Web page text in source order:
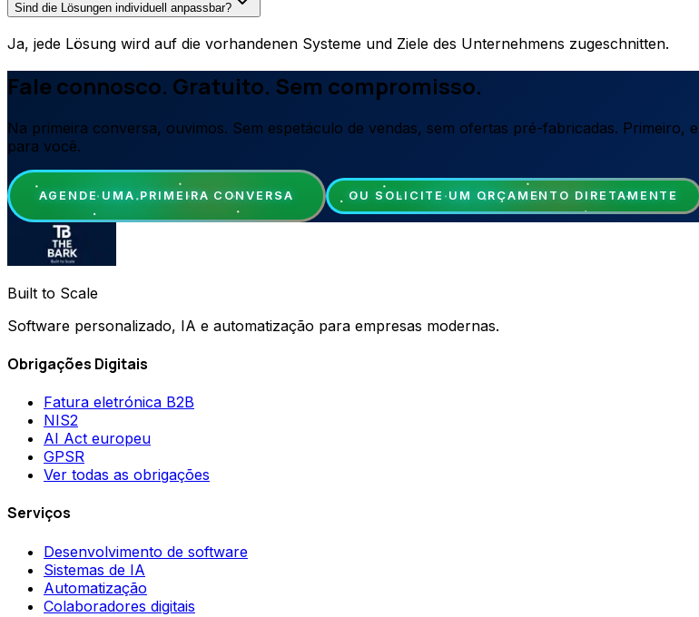
Sind die Lösungen individuell anpassbar?
Ja, jede Lösung wird auf die vorhandenen Systeme und Ziele des Unternehmens zugeschnitten.
Fale connosco. Gratuito. Sem compromisso.
Na primeira conversa, ouvimos. Sem espetáculo de vendas, sem ofertas pré-fabricadas.
para você.
AGENDE UMA PRIMEIRA CONVERSA OU SOLICITE UM ORÇAMENTO DIRETAMENTE
Built to Scale
Software personalizado, IA e automatização para empresas modernas.
Obrigações Digitais
Fatura eletrónica B2B
NIS2
AI Act europeu
GPSR
Ver todas as obrigações
Serviços
Desenvolvimento de software
Sistemas de IA
Automatização
Colaboradores digitais